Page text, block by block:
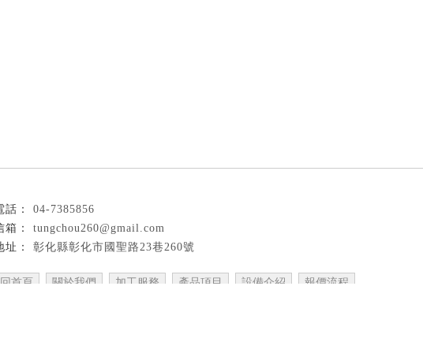
04-7385856
tungchou260@gmail.com
彰化縣彰化市國聖路23巷260號
回首頁 關於我們 加工服務 產品項目 設備介紹 報價流程